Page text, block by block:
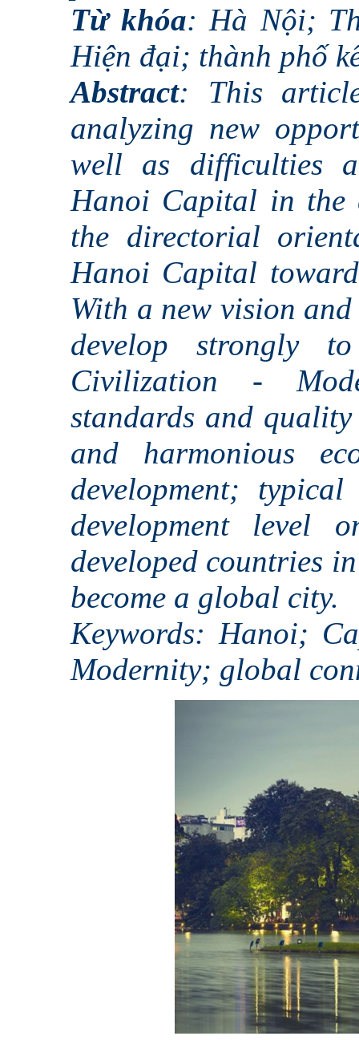
Từ khóa: Hà Nội;
Hiện đại; thành phố
Abstract: This
analyzing new
well as difficulties
Hanoi Capital in the
the directorial
Hanoi Capital
With a new vision
develop strongly
Civilization -
standards and
and harmonious
development;
development
developed countries
become a global city.
Keywords: Hanoi;
Modernity; global